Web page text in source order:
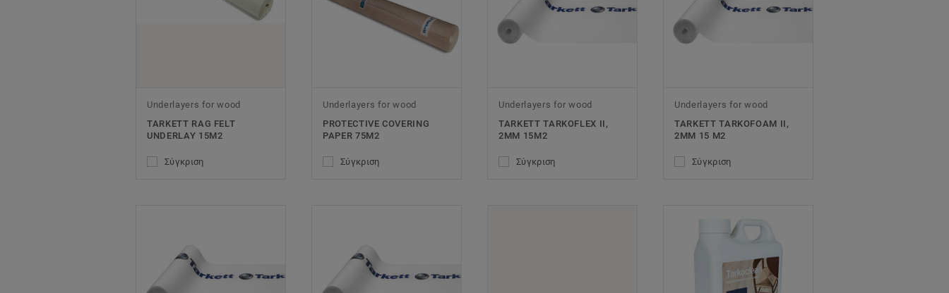
Underlayers for wood
TARKETT RAG FELT
UNDERLAY 15M2
Σύγκριση
Underlayers for wood
PROTECTIVE COVERING
PAPER 75M2
Σύγκριση
Underlayers for wood
TARKETT TARKOFLEX II,
2MM 15M2
Σύγκριση
Underlayers for wood
TARKETT TARKOFOAM II,
2MM 15 M2
Σύγκριση